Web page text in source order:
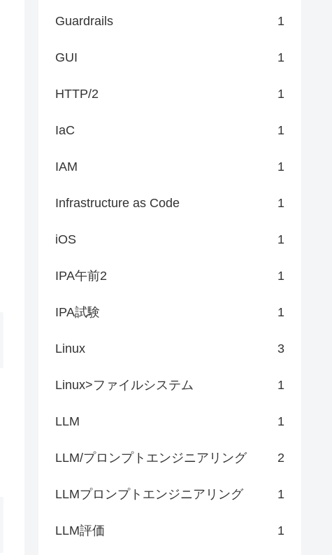
Guardrails 1
GUI 1
HTTP/2 1
IaC 1
IAM 1
Infrastructure as Code 1
iOS 1
IPA午前2 1
IPA試験 1
Linux 3
Linux>ファイルシステム 1
LLM 1
LLM/プロンプトエンジニアリング 2
LLMプロンプトエンジニアリング 1
LLM評価 1